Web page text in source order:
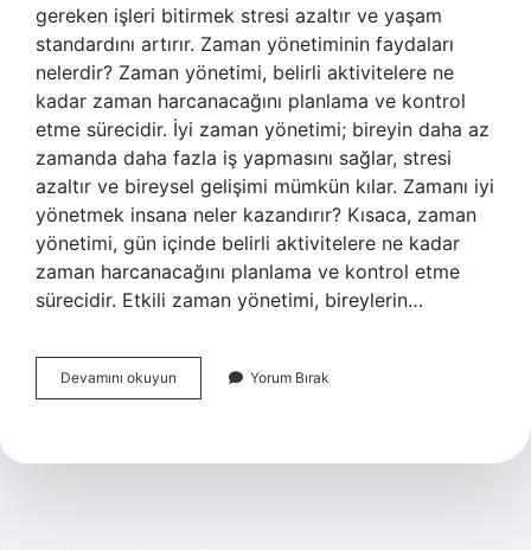
gereken işleri bitirmek stresi azaltır ve yaşam
standardını artırır. Zaman yönetiminin faydaları
nelerdir? Zaman yönetimi, belirli aktivitelere ne
kadar zaman harcanacağını planlama ve kontrol
etme sürecidir. İyi zaman yönetimi; bireyin daha az
zamanda daha fazla iş yapmasını sağlar, stresi
azaltır ve bireysel gelişimi mümkün kılar. Zamanı iyi
yönetmek insana neler kazandırır? Kısaca, zaman
yönetimi, gün içinde belirli aktivitelere ne kadar
zaman harcanacağını planlama ve kontrol etme
sürecidir. Etkili zaman yönetimi, bireylerin…
Devamını okuyun
Yönetimi
Kazandırır
Yorum Bırak